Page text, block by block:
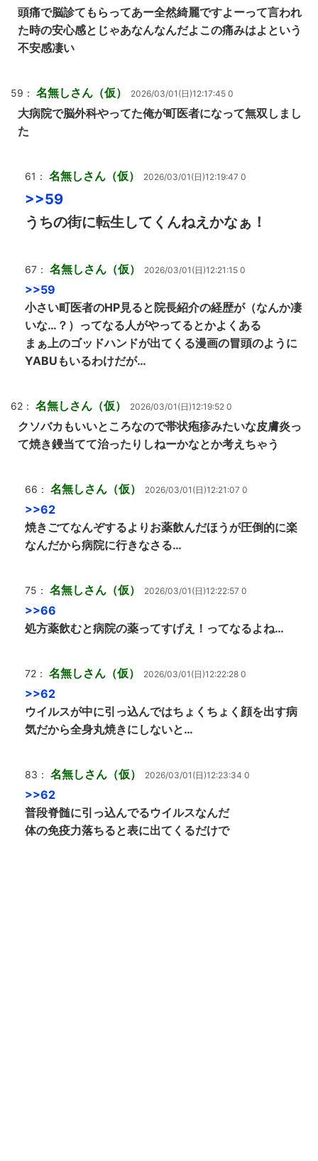
頭痛で脳診てもらってあー全然綺麗ですよーって言われ
た時の安心感とじゃあなんなんだよこの痛みはよという
不安感凄い
59： 名無しさん（仮） 2026/03/01(日)12:17:45 0
大病院で脳外科やってた俺が町医者になって無双しまし
た
61： 名無しさん（仮） 2026/03/01(日)12:19:47 0
>>59
うちの街に転生してくんねえかなぁ！
67： 名無しさん（仮） 2026/03/01(日)12:21:15 0
>>59
小さい町医者のHP見ると院長紹介の経歴が（なんか凄
いな…？）ってなる人がやってるとかよくある
まぁ上のゴッドハンドが出てくる漫画の冒頭のように
YABUもいるわけだが…
62： 名無しさん（仮） 2026/03/01(日)12:19:52 0
クソバカもいいところなので帯状疱疹みたいな皮膚炎っ
て焼き鏝当てて治ったりしねーかなとか考えちゃう
66： 名無しさん（仮） 2026/03/01(日)12:21:07 0
>>62
焼きごてなんぞするよりお薬飲んだほうが圧倒的に楽
なんだから病院に行きなさる…
75： 名無しさん（仮） 2026/03/01(日)12:22:57 0
>>66
処方薬飲むと病院の薬ってすげえ！ってなるよね…
72： 名無しさん（仮） 2026/03/01(日)12:22:28 0
>>62
ウイルスが中に引っ込んではちょくちょく顔を出す病
気だから全身丸焼きにしないと…
83： 名無しさん（仮） 2026/03/01(日)12:23:34 0
>>62
普段脊髄に引っ込んでるウイルスなんだ
体の免疫力落ちると表に出てくるだけで